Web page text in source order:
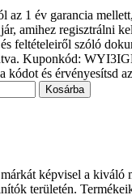
az 1 év garancia
amihez regisztrálni
feltételeiről szóló
Kuponkód:
kódot és érvényesítsd
Kosárba
képvisel a kiváló
területén.